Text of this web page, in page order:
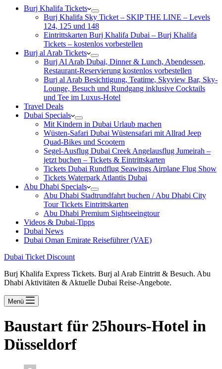
Burj Khalifa Tickets
Burj Khalifa Sky Ticket – SKIP THE LINE – Levels
124, 125 und 148
Eintrittskarten Burj Khalifa Dubai – Burj Khalifa
Tickets – kostenlos vorbestellen
Burj al Arab Tickets
Burj Al Arab Dubai, Dinner & Lunch, Abendessen,
Restaurant-Reservierung kostenlos vorbestellen
Burj al Arab Besichtigung, Teatime, Skyview Bar, Sky-
Lounge, Besuch und Rundgang inklusive Cocktails
und Tee im Luxus-Hotel
Travel Deals
Dubai Specials
Mit Kindern in Dubai Urlaub machen
Wüsten-Safari Dubai Wüstensafari mit Allrad Jeep
Quad-Bikes und Scootern
Segel-Ausflug Dubai Creek Angelausflug Jumeirah –
jetzt buchen – Tickets & Eintrittskarten
Tickets Dubai Rundflug Seawings Airplane Flug Show
Tickets Waterpark Atlantis Dubai
Abu Dhabi Specials
Abu Dhabi Stadtrundfahrt buchen / Abu Dhabi City
Tour Tickets Eintrittskarten
Abu Dhabi Premium Sightseeingtour
Videos & Dubai-Tipps
Dubai News
Dubai Oman Emirate Reiseführer (VAE)
Dubai Ticket Discount
Burj Khalifa Express Tickets. Burj al Arab Eintritt & Besuch. Abu
Dhabi Aktivitäten & Aktuelle Dubai Reise-Angebote.
Menü
Baustart für 25hours-Hotel in
Düsseldorf